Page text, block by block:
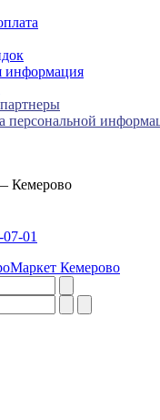
информация
персональной
Кемерово
01